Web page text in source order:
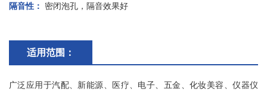
隔音性： 密闭泡孔，隔音效果好
适用范围：
广泛应用于汽配、新能源、医疗、电子、五金、化妆美容、仪器仪